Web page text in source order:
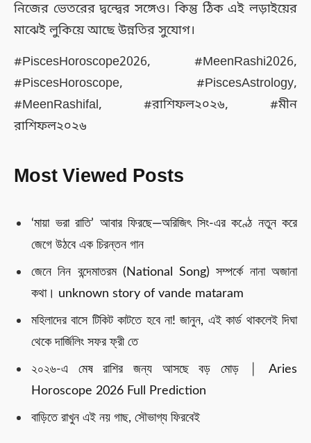
নিজের ভেতরের দ্বন্দ্বের সঙ্গেও। কিন্তু ঠিক এই লড়াইয়ের
মাঝেই লুকিয়ে আছে উন্নতির সুযোগ।
#PiscesHoroscope2026, #MeenRashi2026,
#PiscesHoroscope, #PiscesAstrology,
#MeenRashifal, #রাশিফল২০২৬, #মীন
রাশিফল২০২৬
Most Viewed Posts
‘মায়া ভরা রাতি’ আবার ফিরছে—অরিজিৎ সিং-এর কণ্ঠে নতুন করে
জেগে উঠবে এক চিরন্তন গান
জেনে নিন বন্দেমাতরম (National Song) সম্পর্কে নানা অজানা
কথা। unknown story of vande mataram
মহিলাদের বাসে টিকিট কাটতে হবে না! জানুন, এই কার্ড থাকলেই দিঘা
থেকে দার্জিলিং সফর ফ্রী তে
২০২৬-এ মেষ রাশির জন্য আসছে বড় মোড় │ Aries
Horoscope 2026 Full Prediction
বাড়িতে রাখুন এই নয় গাছ, সৌভাগ্য ফিরবেই